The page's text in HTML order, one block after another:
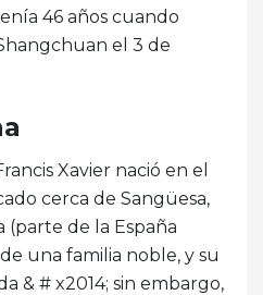
46 años cuando
el 3 de
Xavier nació en el
cerca de Sangüesa,
(parte de la España
una familia noble, y su
& # x2014; sin embargo,